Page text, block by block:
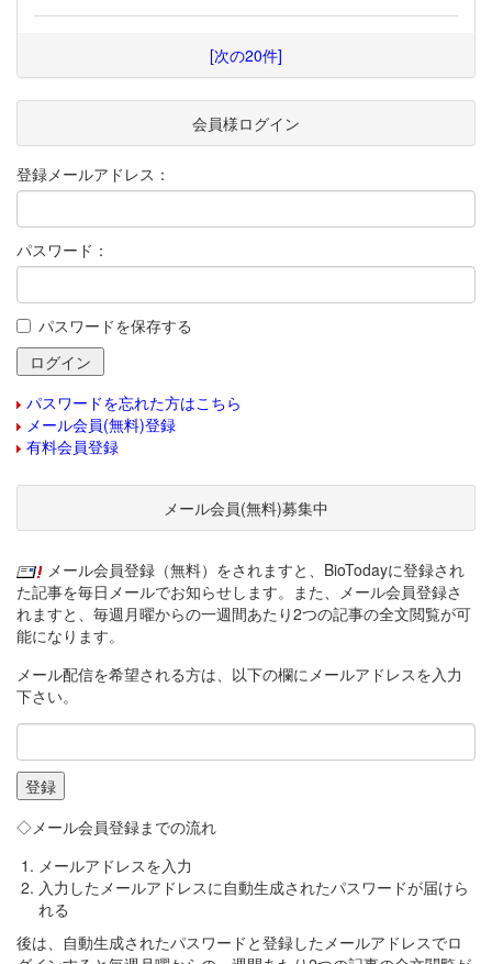
[次の20件]
会員様ログイン
登録メールアドレス：
パスワード：
パスワードを保存する
パスワードを忘れた方はこちら
メール会員(無料)登録
有料会員登録
メール会員(無料)募集中
メール会員登録（無料）をされますと、BioTodayに登録され
た記事を毎日メールでお知らせします。また、メール会員登録さ
れますと、毎週月曜からの一週間あたり2つの記事の全文閲覧が可
能になります。
メール配信を希望される方は、以下の欄にメールアドレスを入力
下さい。
◇メール会員登録までの流れ
メールアドレスを入力
入力したメールアドレスに自動生成されたパスワードが届けら
れる
後は、自動生成されたパスワードと登録したメールアドレスでロ